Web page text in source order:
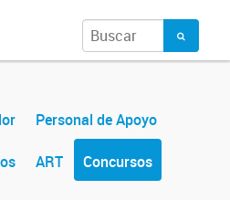
Personal de Apoyo
ART Concursos